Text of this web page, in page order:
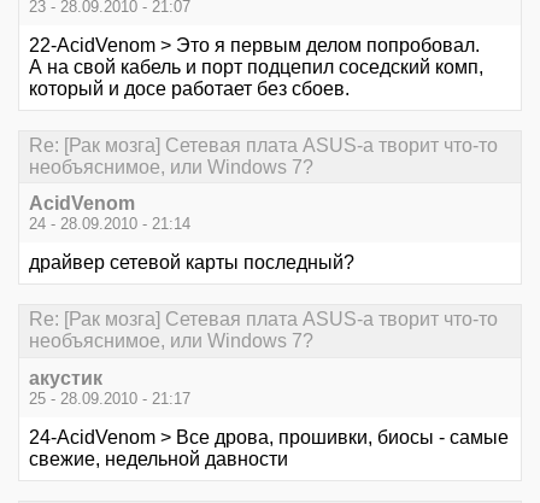
23 - 28.09.2010 - 21:07
22-AcidVenom > Это я первым делом попробовал.
А на свой кабель и порт подцепил соседский комп,
который и досе работает без сбоев.
Re: [Рак мозга] Сетевая плата ASUS-а творит что-то
необъяснимое, или Windows 7?
AcidVenom
24 - 28.09.2010 - 21:14
драйвер сетевой карты последный?
Re: [Рак мозга] Сетевая плата ASUS-а творит что-то
необъяснимое, или Windows 7?
акустик
25 - 28.09.2010 - 21:17
24-AcidVenom > Все дрова, прошивки, биосы - самые
свежие, недельной давности